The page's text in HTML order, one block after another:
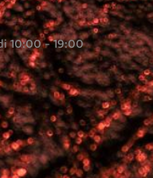
10:00 - 19:00